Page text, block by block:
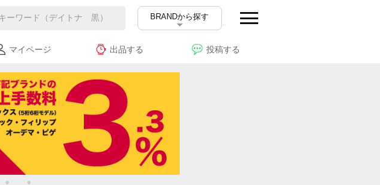
BRANDから探す
マイページ 出品する 投稿する